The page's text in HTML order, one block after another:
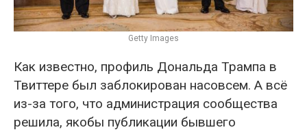
Getty Images
Как известно, профиль Дональда Трампа в
Твиттере был заблокирован насовсем. А всё
из-за того, что администрация сообщества
решила, якобы публикации бывшего